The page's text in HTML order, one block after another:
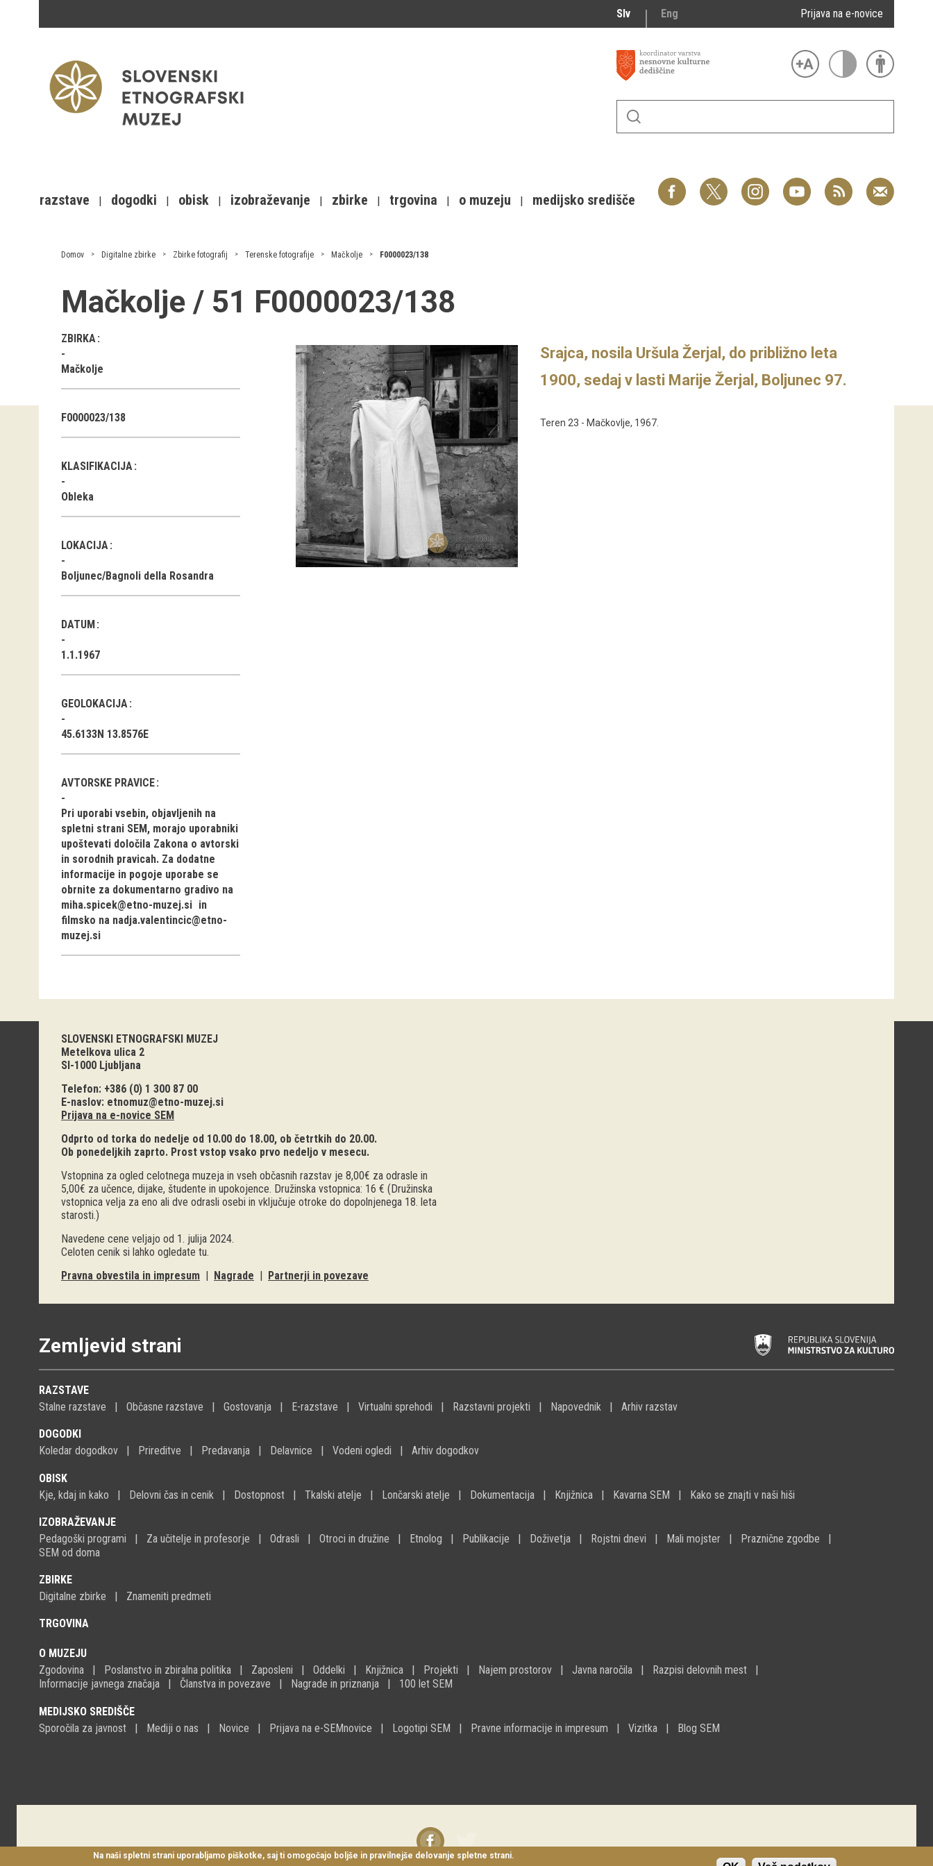
Slv Eng Prijava na e-novice
razstave dogodki obisk izobraževanje zbirke trgovina o muzeju medijsko središče
Domov Digitalne zbirke Zbirke fotografij Terenske fotografije Mačkolje F0000023/138
Mačkolje / 51 F0000023/138
ZBIRKA
Mačkolje
F0000023/138
KLASIFIKACIJA
Obleka
LOKACIJA
Boljunec/Bagnoli della Rosandra
DATUM
1.1.1967
GEOLOKACIJA
45.6133N 13.8576E
AVTORSKE PRAVICE
Pri uporabi vsebin, objavljenih na
spletni strani SEM, morajo uporabniki
upoštevati določila Zakona o avtorski
in sorodnih pravicah. Za dodatne
informacije in pogoje uporabe se
obrnite za dokumentarno gradivo na
miha.spicek@etno-muzej.si in
filmsko na nadja.valentincic@etno-
muzej.si
Srajca, nosila Uršula Žerjal, do približno leta
1900, sedaj v lasti Marije Žerjal, Boljunec 97.
Teren 23 - Mačkovlje, 1967.
SLOVENSKI ETNOGRAFSKI MUZEJ
Metelkova ulica 2
SI-1000 Ljubljana
Telefon: +386 (0) 1 300 87 00
E-naslov: etnomuz@etno-muzej.si
Prijava na e-novice SEM
Odprto od torka do nedelje od 10.00 do 18.00, ob četrtkih do 20.00.
Ob ponedeljkih zaprto. Prost vstop vsako prvo nedeljo v mesecu.
Vstopnina za ogled celotnega muzeja in vseh občasnih razstav je 8,00€ za odrasle in
5,00€ za učence, dijake, študente in upokojence. Družinska vstopnica: 16 € (Družinska
vstopnica velja za eno ali dve odrasli osebi in vključuje otroke do dopolnjenega 18. leta
starosti.)
Navedene cene veljajo od 1. julija 2024.
Celoten cenik si lahko ogledate tu.
Pravna obvestila in impresum | Nagrade | Partnerji in povezave
Zemljevid strani
RAZSTAVE
Stalne razstave
Občasne razstave Gostovanja E-razstave Virtualni sprehodi Razstavni projekti Napovednik Arhiv razstav
DOGODKI
Koledar dogodkov
Prireditve Predavanja Delavnice Vodeni ogledi Arhiv dogodkov
OBISK
Kje, kdaj in kako
Delovni čas in cenik Dostopnost Tkalski atelje Lončarski atelje Dokumentacija Knjižnica Kavarna SEM Kako se znajti v naši hiši
IZOBRAŽEVANJE
Pedagoški programi
Za učitelje in profesorje Odrasli Otroci in družine Etnolog Publikacije Doživetja Rojstni dnevi Mali mojster
Praznične zgodbe
SEM od doma
ZBIRKE
Digitalne zbirke
Znameniti predmeti
TRGOVINA
O MUZEJU
Zgodovina
Poslanstvo in zbiralna politika Zaposleni Oddelki Knjižnica Projekti Najem prostorov Javna naročila
Razpisi delovnih mest
Informacije javnega značaja
Članstva in povezave Nagrade in priznanja 100 let SEM
MEDIJSKO SREDIŠČE
Sporočila za javnost
Mediji o nas Novice Prijava na e-SEMnovice Logotipi SEM Pravne informacije in impresum Vizitka Blog SEM
Na naši spletni strani uporabljamo piškotke, saj ti omogočajo boljše in pravilnejše delovanje spletne strani.